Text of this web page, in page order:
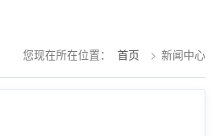
您现在所在位置： 首页 > 新闻中心